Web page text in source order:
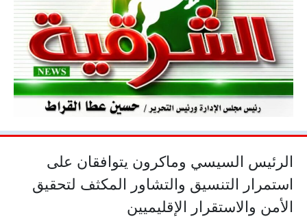
الرئيس السيسي وماكرون يتوافقان على
استمرار التنسيق والتشاور المكثف لتحقيق
الأمن والاستقرار الإقليميين